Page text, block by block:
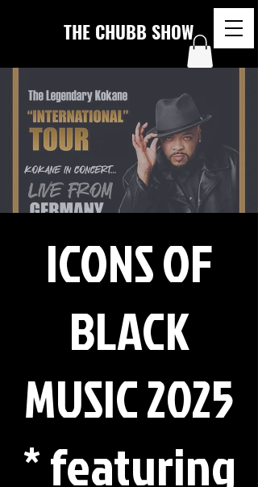
THE CHUBB SHOW
ICONS OF
BLACK
MUSIC 2025
* featuring